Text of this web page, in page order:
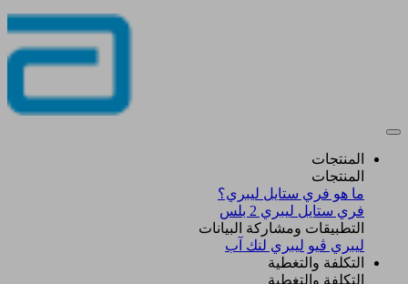
المنتجات
المنتجات
ما هو فري ستايل ليبري؟
فري ستايل ليبري 2 بلس​
التطبيقات ومشاركة البيانات
ليبري ڤيو ليبري لنك آب
التكلفة والتغطية
التكلفة والتغطية